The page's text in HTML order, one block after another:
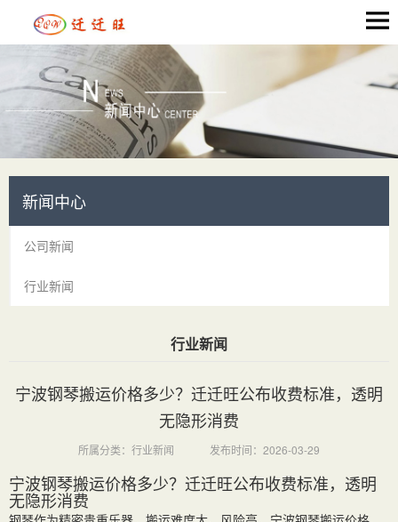
新闻中心
公司新闻
行业新闻
行业新闻
宁波钢琴搬运价格多少？迁迁旺公布收费标准，透明
无隐形消费
所属分类：行业新闻 发布时间：2026-03-29
宁波钢琴搬运价格多少？迁迁旺公布收费标准，透明
无隐形消费